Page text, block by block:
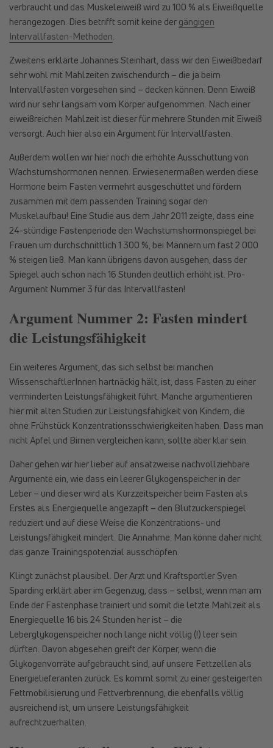
verbraucht und das Muskeleiweiß wird zu 100 % als Eiweißquelle
herangezogen. Dies betrifft somit keine der gängigen
Intervallfasten-Methoden.
Zweitens erklärte Johannes Steinhart, dass wir den Eiweißbedarf
sehr wohl mit Mahlzeiten zwischendurch – die ja beim
Intervallfasten vorgesehen sind – decken können. Denn Eiweiß
wird nur sehr langsam vom Körper aufgenommen. Nach einer
eiweißreichen Mahlzeit ist dieser für mehrere Stunden mit Eiweiß
versorgt. Auch hier also ein Argument für Intervallfasten.
Außerdem wollen wir hier noch die erhöhte Ausschüttung von
Wachstumshormonen nennen. Erwiesenermaßen werden diese
Hormone beim Fasten vermehrt ausgeschüttet und fördern
zusammen mit dem passenden Training sogar den
Muskelaufbau! Eine Studie aus dem Jahr 2011 zeigte, dass eine
24-stündige Fastenperiode den Wachstumshormonspiegel bei
Frauen um durchschnittlich 1.300 %, bei Männern um fast 2.000
% steigen ließ. Man kann übrigens davon ausgehen, dass der
Spiegel auch schon nach 16 Stunden deutlich erhöht ist. Pro-
Argument Nummer 3 für das Intervallfasten!
Argument Nummer 2: Fasten mindert
die Leistungsfähigkeit
Ein weiteres Argument, das sich selbst bei manchen
WissenschaftlerInnen hartnäckig hält, ist, dass Fasten zu einer
verminderten Leistungsfähigkeit führt. Manche argumentieren
hier mit alten Studien zur Leistungsfähigkeit von Kindern, die
ohne Frühstück Konzentrationsschwierigkeiten haben. Dass man
nicht Äpfel und Birnen vergleichen kann, sollte aber klar sein.
Daher gehen wir hier lieber auf ansatzweise nachvollziehbare
Argumente ein, wie dass ein leerer Glykogenspeicher in der
Leber – und dieser wird als Kurzzeitspeicher beim Fasten als
Erstes als Energiequelle angezapft – den Blutzuckerspiegel
reduziert und auf diese Weise die Konzentrations- und
Leistungsfähigkeit mindert. Die Annahme: Man könne daher nicht
das ganze Trainingspotenzial ausschöpfen.
Klingt zunächst plausibel. Der Arzt und Kraftsportler Sven
Sparding erklärt aber im Gegenzug, dass – selbst, wenn man am
Ende der Fastenphase trainiert und somit die letzte Mahlzeit als
Energiequelle 16 bis 24 Stunden her ist – die
Leberglykogenspeicher noch lange nicht völlig (!) leer sein
dürften. Davon abgesehen greift der Körper, wenn die
Glykogenvorräte aufgebraucht sind, auf unsere Fettzellen als
Energielieferanten zurück. Es kommt somit zu einer gesteigerten
Fettmobilisierung und Fettverbrennung, die ebenfalls völlig
ausreichend ist, um unsere Leistungsfähigkeit
aufrechtzuerhalten.